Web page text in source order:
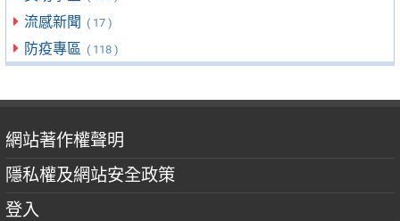
流感新聞 ( 17 )
防疫專區 ( 118 )
網站著作權聲明
隱私權及網站安全政策
登入